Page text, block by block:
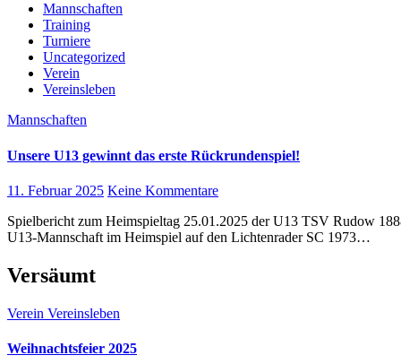
Mannschaften
Training
Turniere
Uncategorized
Verein
Vereinsleben
Mannschaften
Unsere U13 gewinnt das erste Rückrundenspiel!
11. Februar 2025 Keine Kommentare
Spielbericht zum Heimspieltag 25.01.2025 der U13 TSV Rudow 1888 Berlin e.V. vs. Lichtenrader SC 1973 e.V. Am 25. Januar 2025 traf unsere
U13-Mannschaft im Heimspiel auf den Lichtenrader SC 1973…
Versäumt
Verein Vereinsleben
Weihnachtsfeier 2025